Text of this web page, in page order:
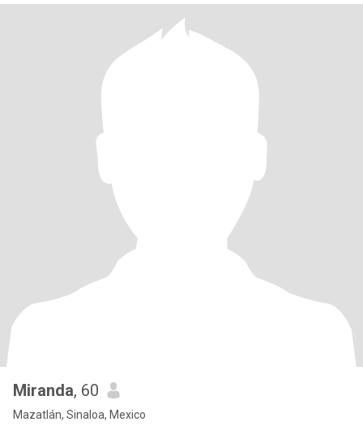
Miranda, 60
Mazatlán, Sinaloa, Mexico